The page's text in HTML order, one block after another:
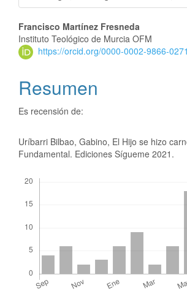
Francisco Martínez Fresneda
Instituto Teológico de Murcia OFM
https://orcid.org/0000-0002-9866-0271
Resumen
Es recensión de:
Uríbarri Bilbao, Gabino, El Hijo se hizo
Fundamental. Ediciones Sígueme 2021.